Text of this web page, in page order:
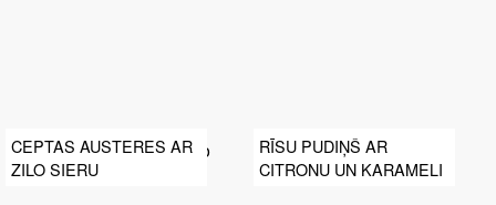
CEPTAS AUSTERES AR
ZILO SIERU
RĪSU PUDIŅŠ AR
CITRONU UN KARAMELI